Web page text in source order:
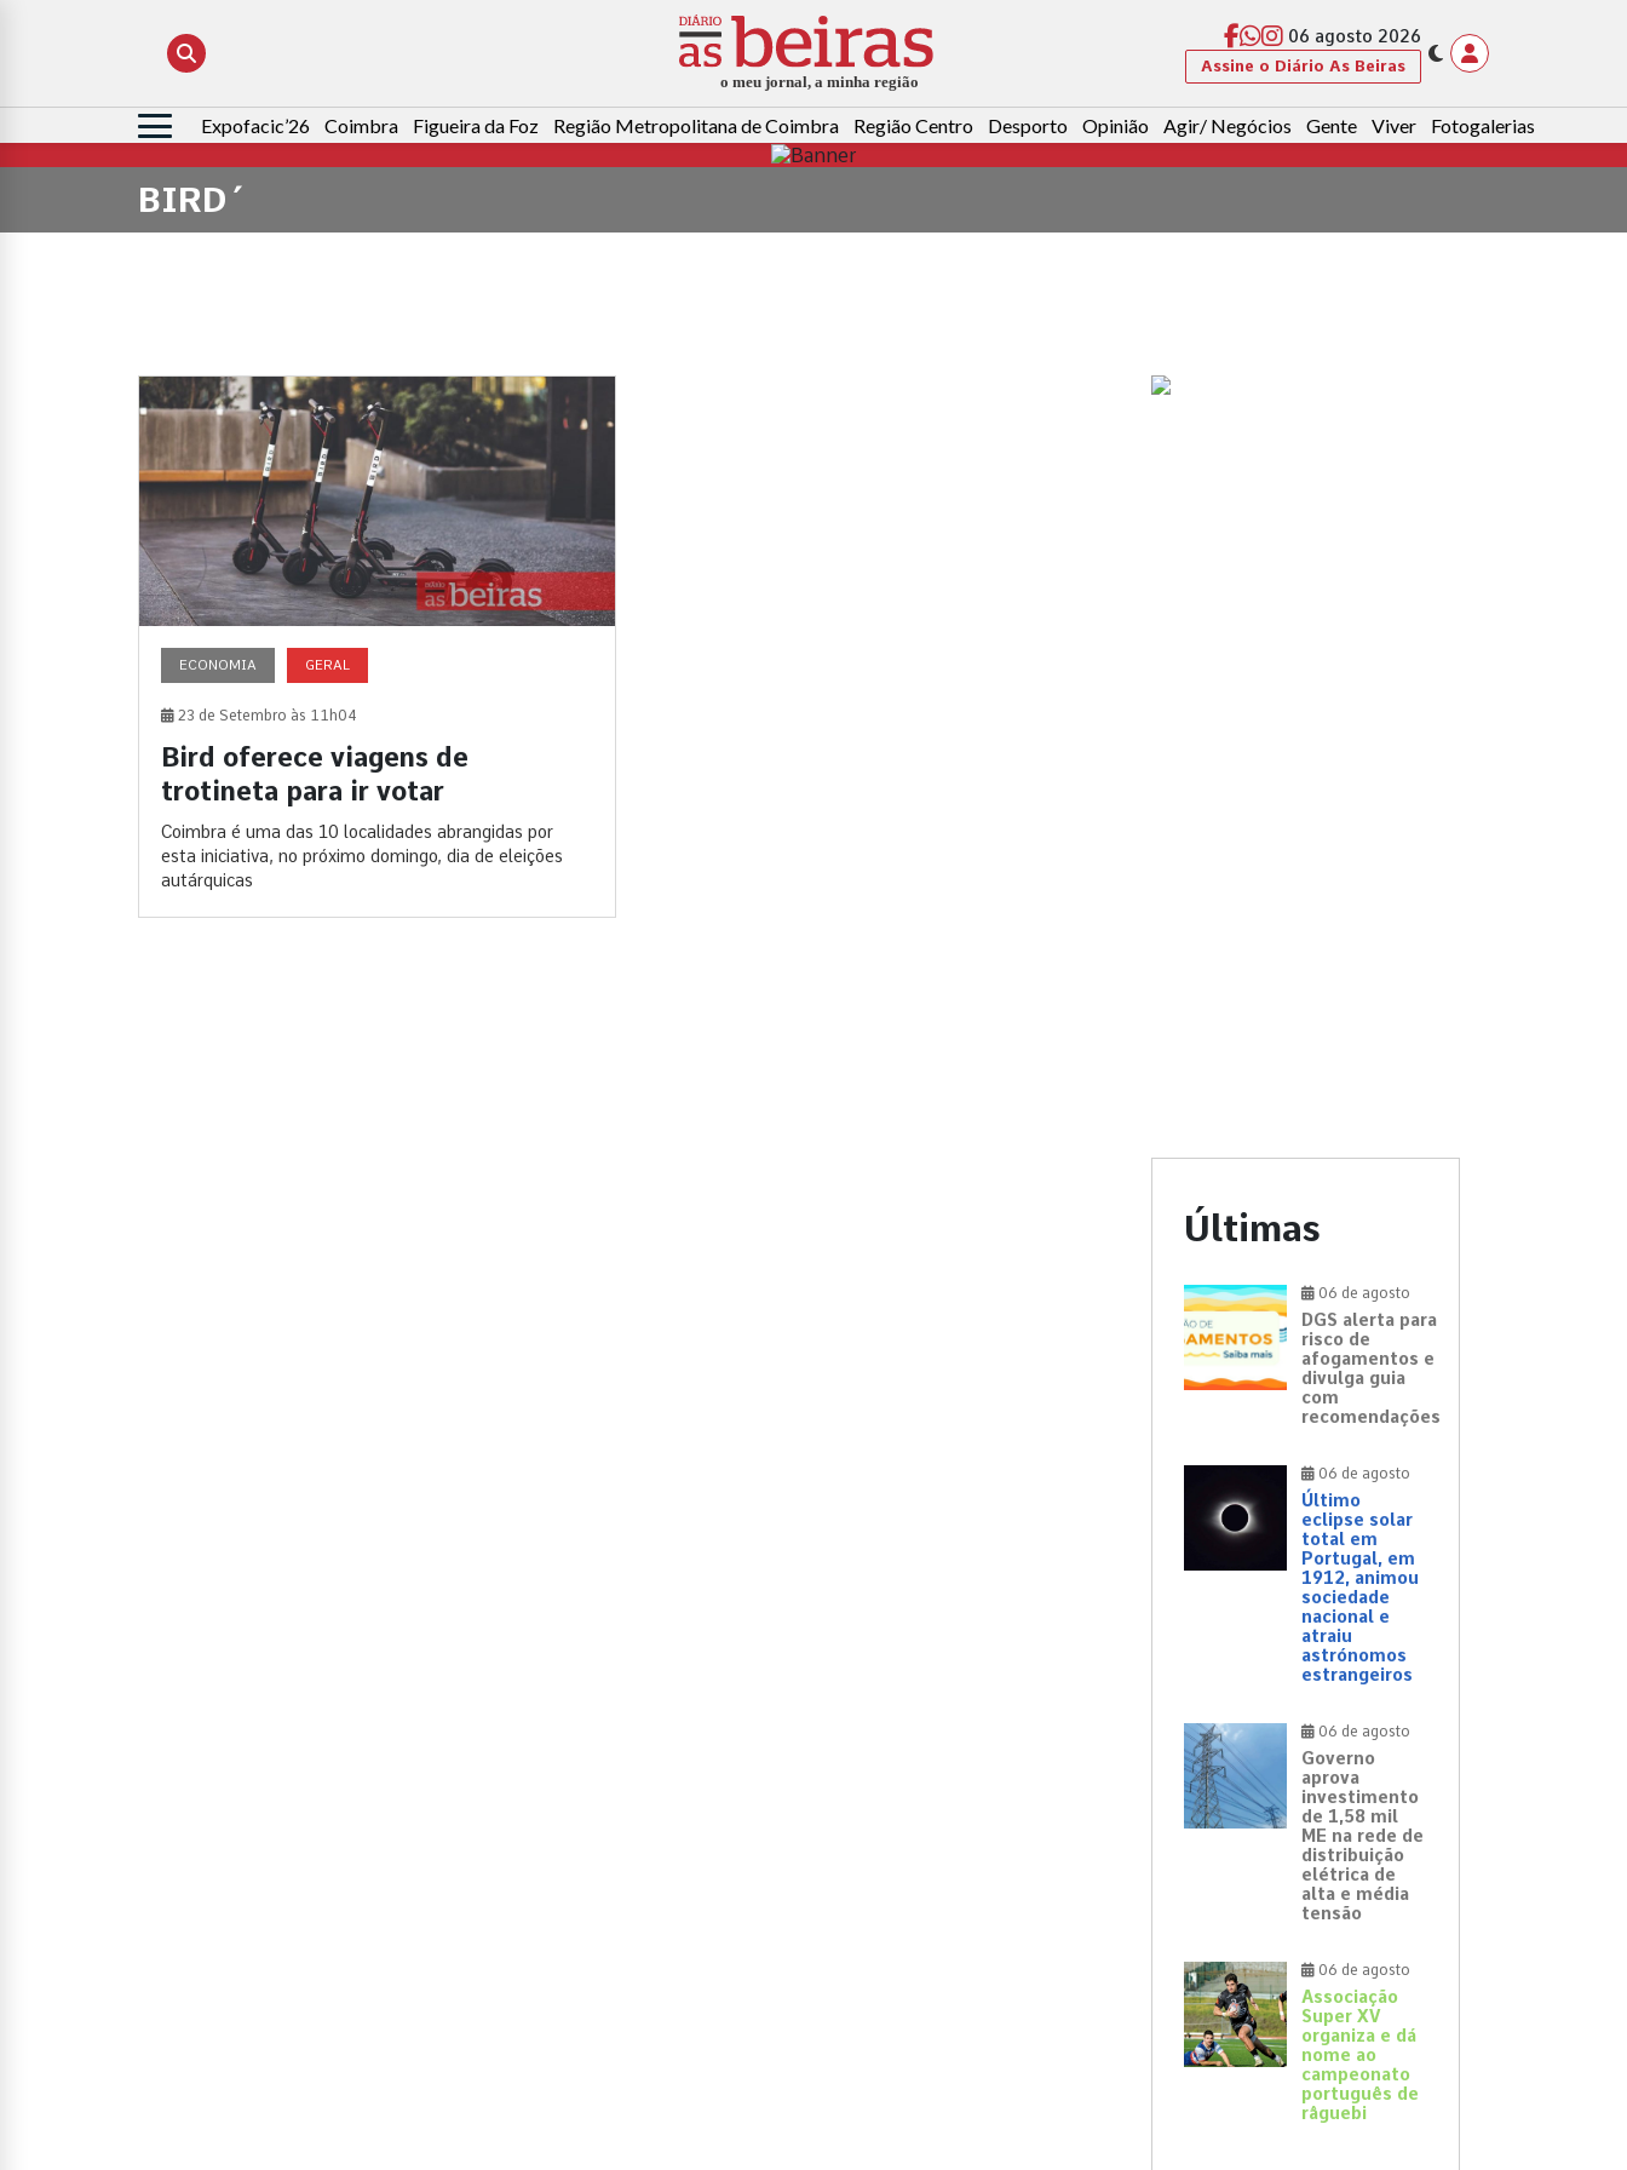
06 agosto 2026
Assine o Diário As Beiras
Pesquisar
por:
Expofacic’26 Coimbra Figueira da Foz Região Metropolitana de Coimbra Região Centro Desporto Opinião Agir/ Negócios Gente Viver Fotogalerias
BIRD´
ECONOMIA GERAL
23 de Setembro às 11h04
Bird oferece viagens de
trotineta para ir votar
Coimbra é uma das 10 localidades abrangidas por
esta iniciativa, no próximo domingo, dia de eleições
autárquicas
Últimas
06 de agosto
DGS alerta para
risco de
afogamentos e
divulga guia
com
recomendações
06 de agosto
Último
eclipse solar
total em
Portugal, em
1912, animou
sociedade
nacional e
atraiu
astrónomos
estrangeiros
06 de agosto
Governo
aprova
investimento
de 1,58 mil
ME na rede de
distribuição
elétrica de
alta e média
tensão
06 de agosto
Associação
Super XV
organiza e dá
nome ao
campeonato
português de
râguebi